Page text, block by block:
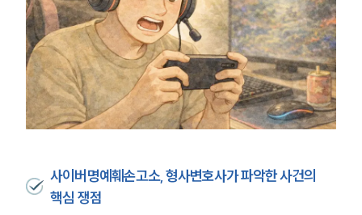
사이버명예훼손고소, 형사변호사가 파악한 사건의
핵심 쟁점